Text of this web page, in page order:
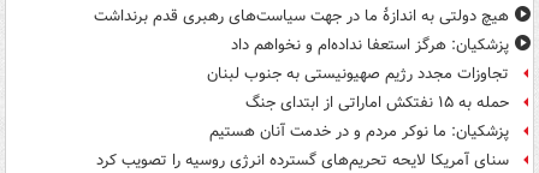
هیچ دولتی به اندازۀ ما در جهت سیاست‌های رهبری قدم برنداشت
پزشکیان: هرگز استعفا نداده‌ام و نخواهم داد
تجاوزات مجدد رژیم صهیونیستی به جنوب لبنان
حمله به ۱۵ نفتکش‌ اماراتی از ابتدای جنگ
پزشکیان: ما نوکر مردم و در خدمت آنان هستیم
سنای آمریکا لایحه تحریم‌های گسترده انرژی روسیه را تصویب کرد